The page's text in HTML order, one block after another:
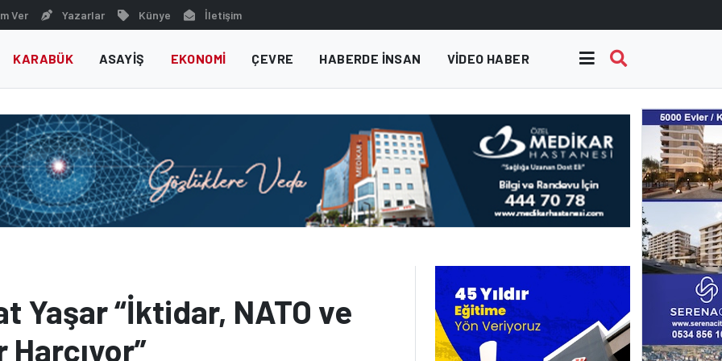
Ver Yazarlar Künye İletişim
KARABÜK ASAYIŞ EKONOMI ÇEVRE HABERDE INSAN VIDEO HABER
Yaşar “İktidar, NATO ve